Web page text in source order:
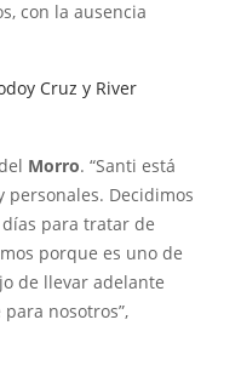
con la ausencia
Cruz y River
Morro. “Santi está
personales. Decidimos
para tratar de
porque es uno de
de llevar adelante
nosotros”,